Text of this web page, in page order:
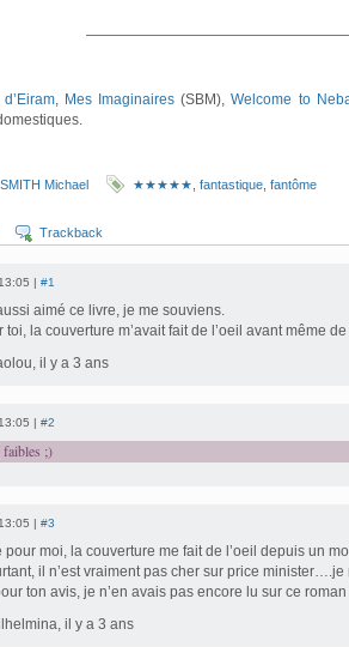
, Mes Imaginaires(SBM),Welcome to
Michael ★★★★★ fantastique fantôme
Trackback
| #1
aimé ce livre, je me souviens.
toi, la couverture m’avait fait de l’oeil avant même
il y a 3 ans
| #2
faibles ;)
| #3
pour moi, la couverture me fait de l’oeil depuis un
il n’est vraiment pas cher sur price minister….je
ton avis, je n’en avais pas encore lu sur ce
il y a 3 ans